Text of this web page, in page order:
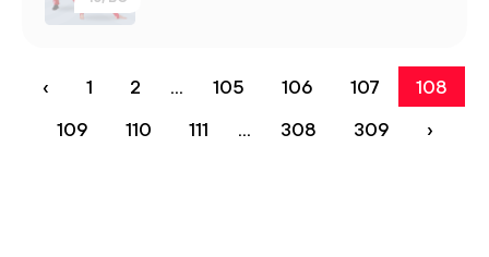
‹ 1 2 ... 105 106 107
108
109
110 111 ... 308 309 ›